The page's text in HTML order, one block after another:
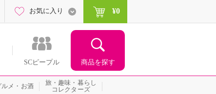
SCピープル 商品を探す
お気に入り ¥0
ルメ・お酒
旅・趣味・暮らし
コレクターズ